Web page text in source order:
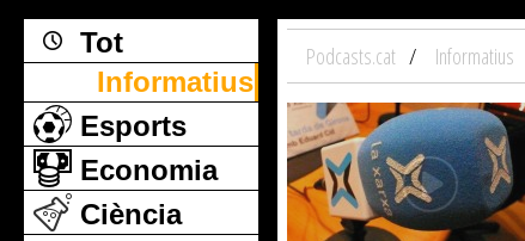
Tot
Informatius
Esports
Economia
Ciència
Podcasts.cat Informatius